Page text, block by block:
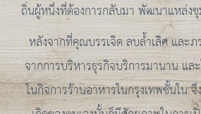
ถิ่นผู้หนึ่งที่ต้องการกลับมา พัฒนาแหล่งชุ
หลังจากที่คุณบรรเจิด ลบล้ำเลิศ และ
จากการบริหารธุรกิจบริการมานาน แล
ในกิจการร้านอาหารในกรุงเทพชั้นใน